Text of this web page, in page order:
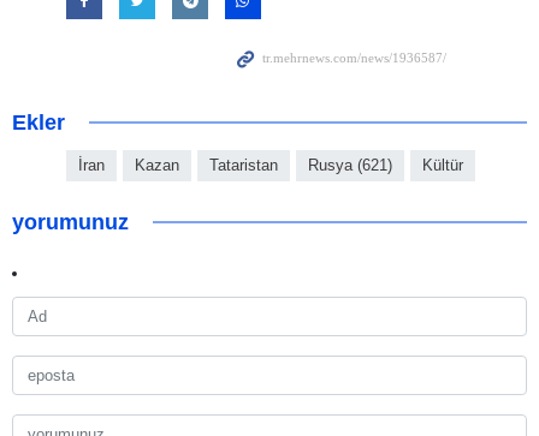
Ekler
İran Kazan Tataristan Rusya (621) Kültür
yorumunuz